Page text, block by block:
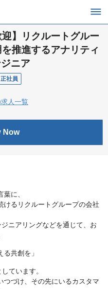
迎】リクルートグルー
推進するアナリティ
ニア
正社員
人一覧
Now
に、
けるリクルートグループの会社
ニアリングなどを通じて、お
共創を」
ています。
つづけ、その先にいるカスタマ